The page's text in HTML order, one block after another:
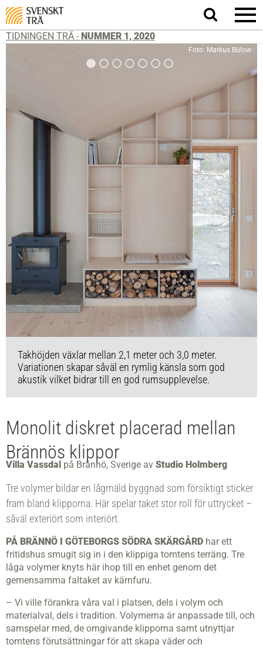
Sök
på
TIDNINGEN TRÄ - NUMMER 1, 2020
Foto: Markus Bülow
Takhöjden växlar mellan 2,1 meter och 3,0 meter.
Variationen skapar såväl en rymlig känsla som god
akustik vilket bidrar till en god rumsupplevelse.
Monolit diskret placerad mellan
Brännös klippor
Villa Vassdal på Brännö, Sverige av Studio Holmberg
Tre volymer bildar en lågmäld byggnad som försiktigt sticker
fram bland klipporna. Här spelar taket stor roll för uttrycket –
såväl exteriört som interiört.
PÅ BRÄNNÖ I GÖTEBORGS SÖDRA SKÄRGÅRD har ett
fritidshus smugit sig in i den klippiga tomtens terräng. Tre
låga volymer knyts här ihop till en enhet genom det
gemensamma faltaket av kärnfuru.
– Vi ville förankra våra val i platsen, dels i volym och
materialval, dels i tradition. Volymerna är anpassade till, och
samspelar med, de omgivande klipporna samt utnyttjar
tomtens förutsättningar för att skapa väder och